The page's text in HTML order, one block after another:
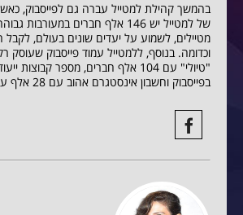
בהמשך קהילת למטייל עברה גם לפייסבוק,
של למטייל יש 146 אלף חברים
מטיילים, לשמוע על יעדים שונים בעולם,
וכדומה. בנוסף, ללמטייל עמוד פייסבוק שעוסק
"טיולי" עם 104 אלף חברים, מספר קבוצות
בפייסבוק וחשבון אינסטגרם אהוב עם 28 אלף עוקבים.